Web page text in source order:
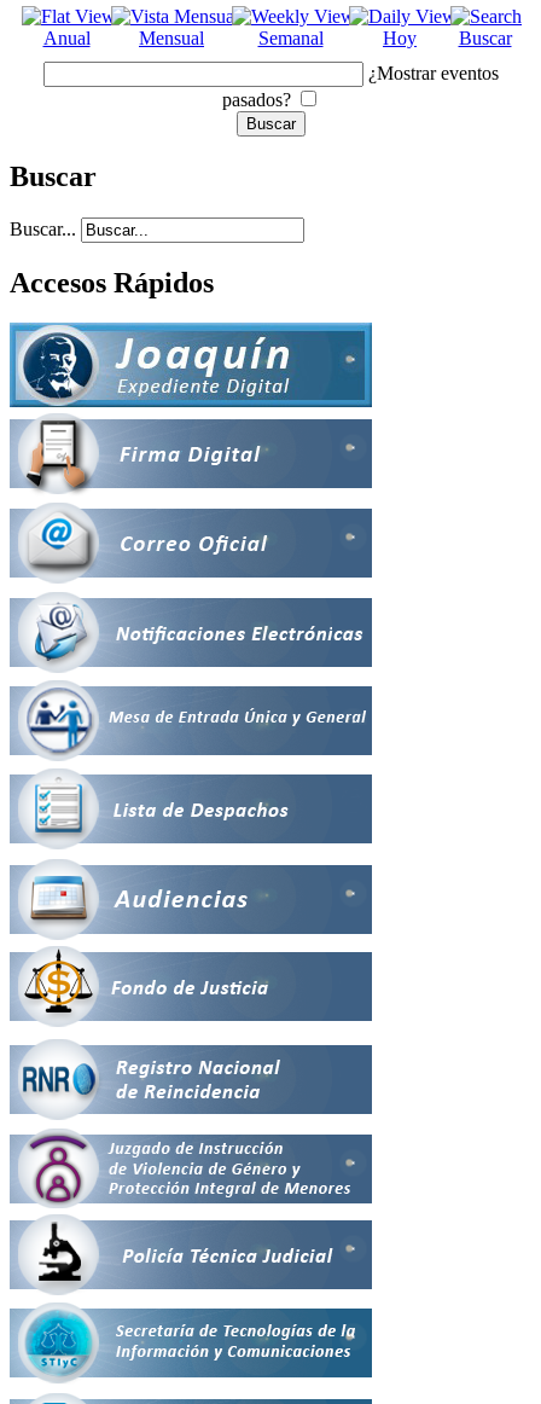
Anual Mensual Semanal Hoy
Buscar
¿Mostrar eventos
pasados?
Buscar
Buscar...
Accesos Rápidos